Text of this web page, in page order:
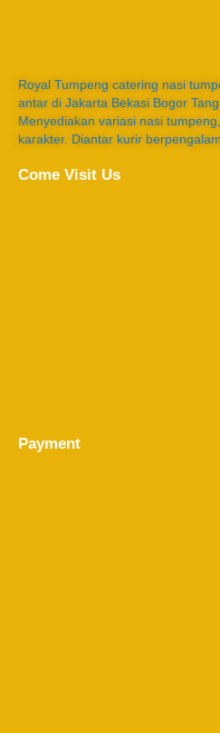
Royal Tumpeng catering nasi
antar di Jakarta Bekasi Bogor
Menyediakan variasi nasi
karakter. Diantar kurir
Come Visit Us
Payment